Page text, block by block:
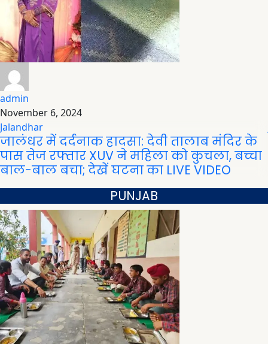
admin
November 6, 2024
Jalandhar
जालंधर में दर्दनाक हादसा: देवी तालाब मंदिर के
पास तेज रफ्तार XUV ने महिला को कुचला, बच्चा
बाल-बाल बचा; देखें घटना का LIVE VIDEO
PUNJAB